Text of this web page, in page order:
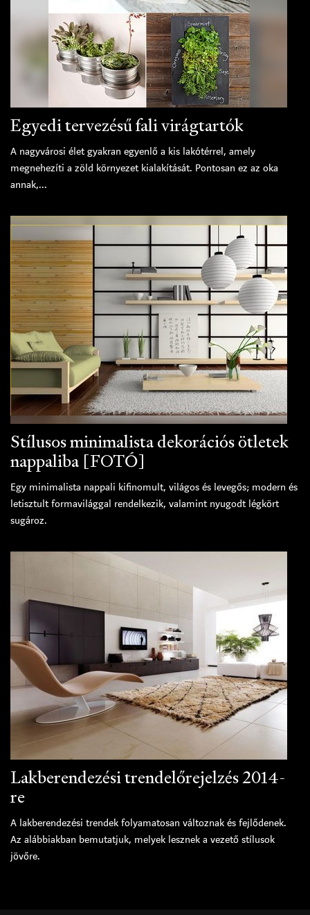
Egyedi tervezésű fali virágtartók
A nagyvárosi élet gyakran egyenlő a kis lakótérrel, amely
megnehezíti a zöld környezet kialakítását. Pontosan ez az oka
annak,...
Stílusos minimalista dekorációs ötletek
nappaliba [FOTÓ]
Egy minimalista nappali kifinomult, világos és levegős; modern és
letisztult formavilággal rendelkezik, valamint nyugodt légkört
sugároz.
Lakberendezési trendelőrejelzés 2014-
re
A lakberendezési trendek folyamatosan változnak és fejlődenek.
Az alábbiakban bemutatjuk, melyek lesznek a vezető stílusok
jövőre.